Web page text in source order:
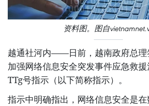
资料图。图自
越通社河内——日前，越南政府总理
加强网络信息安全突发事件应急救
TTg号指示（以下简称指示）。
指示中明确指出，网络信息安全是